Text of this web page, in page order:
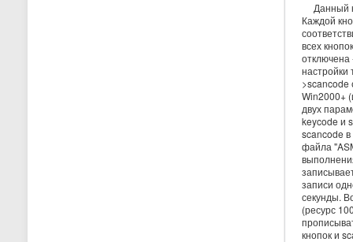
Данный
Каждой
всех
отключена
настройки
>scancode
Win2000+
двух
keycode и
scancode
файла
записи
секунды.
(ресурс
кнопок и